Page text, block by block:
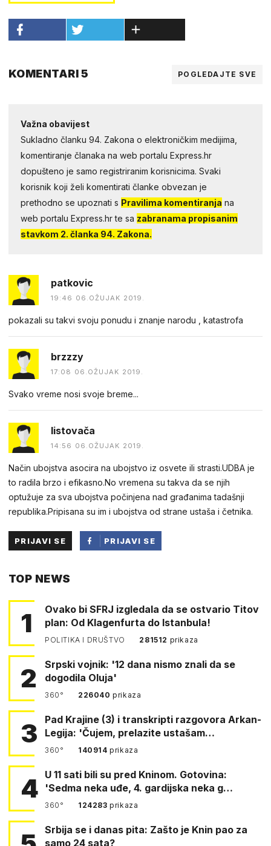
KOMENTARI 5 POGLEDAJTE SVE
Važna obavijest
Sukladno članku 94. Zakona o elektroničkim medijima,
komentiranje članaka na web portalu Express.hr
dopušteno je samo registriranim korisnicima. Svaki
korisnik koji želi komentirati članke obvezan je
prethodno se upoznati s Pravilima komentiranja na
web portalu Express.hr te sa zabranama propisanim
stavkom 2. članka 94. Zakona.
patkovic
19:46 06.OŽUJAK 2019.
pokazali su takvi svoju ponudu i znanje narodu , katastrofa
brzzzy
17:08 06.OŽUJAK 2019.
Svako vreme nosi svoje breme...
listovača
14:56 06.OŽUJAK 2019.
Način ubojstva asocira na ubojstvo iz osvete ili strasti.UDBA je
to radila brzo i efikasno.No vremena su takva da se njih
optužuje za sva ubojstva počinjena nad građanima tadašnji
republika.Pripisana su im i ubojstva od strane ustaša i četnika.
PRIJAVI SE
PRIJAVI SE
TOP NEWS
1
Ovako bi SFRJ izgledala da se ostvario Titov
plan: Od Klagenfurta do Istanbula!
POLITIKA I DRUŠTVO 281512 prikaza
2
Srpski vojnik: '12 dana nismo znali da se
dogodila Oluja'
360° 226040prikaza
3
Pad Krajine (3) i transkripti razgovora Arkan-
Legija: 'Čujem, prelazite ustašam…
360° 140914prikaza
4 U 11 sati bili su pred Kninom. Gotovina:
'Sedma neka uđe, 4. gardijska neka g…
360° 124283prikaza
Srbija se i danas pita: Zašto je Knin pao za
samo 24 sata?